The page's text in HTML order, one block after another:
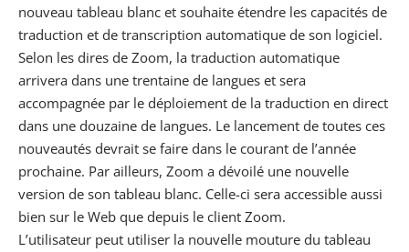
nouveau tableau blanc et souhaite étendre les capacités de
traduction et de transcription automatique de son logiciel.
Selon les dires de Zoom, la traduction automatique
arrivera dans une trentaine de langues et sera
accompagnée par le déploiement de la traduction en direct
dans une douzaine de langues. Le lancement de toutes ces
nouveautés devrait se faire dans le courant de l’année
prochaine. Par ailleurs, Zoom a dévoilé une nouvelle
version de son tableau blanc. Celle-ci sera accessible aussi
bien sur le Web que depuis le client Zoom.
L’utilisateur peut utiliser la nouvelle mouture du tableau